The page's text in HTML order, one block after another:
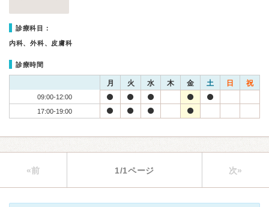
診療科目：
内科、外科、皮膚科
診療時間
月 火 水 木 金 土 日 祝
09:00-12:00
17:00-19:00
«前 1/1ページ 次»